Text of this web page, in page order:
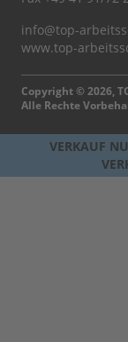
info@top-
www.top-
Copyright © 2026,
Alle Rechte
VERKAUF